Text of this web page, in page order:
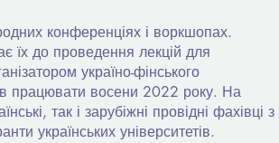
конференціях і воркшопах.
їх до проведення лекцій для
україно-фінського
працювати восени 2022 року. На
так і зарубіжні провідні фахівці з
українських університетів.